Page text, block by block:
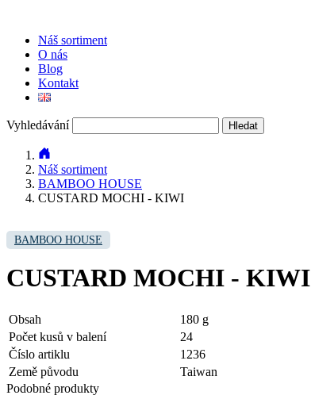
Náš sortiment
O nás
Blog
Kontakt
Vyhledávání
Náš sortiment
BAMBOO HOUSE
CUSTARD MOCHI - KIWI
BAMBOO HOUSE
CUSTARD MOCHI - KIWI
Obsah
180 g
Počet kusů v balení
24
Číslo artiklu
1236
Země původu
Taiwan
Podobné produkty